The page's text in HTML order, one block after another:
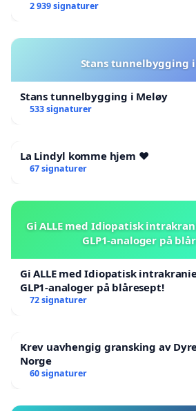
Kjersti Lervik
Karen Øvereng Sørgaard
Tom Christian Nynes
Guro Aar Haugdal
Maia Skaret Engblom
Ragnhild Haugdal
Gisken Amdal MoaHåvard Moa
Eli Ane Lervik
Kirsten og Andreas Svarliaunet
Isak Opdal Svarliaunet
Hans Egil Wester
Hege Dahl Lysberg
Ole Johan Lysberg
2 939 signaturer
Stans tunnelbygging
Stans tunnelbygging i Meløy
533 signaturer
La Lindyl komme hjem ❤️
67 signaturer
Gi ALLE med Idiopatisk
GLP1-analoger på
Gi ALLE med Idiopatisk
GLP1-analoger på blåresept!
72 signaturer
Krev uavhengig gransking av
Norge
60 signaturer